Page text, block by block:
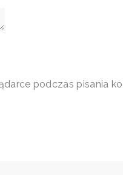
podczas pisania